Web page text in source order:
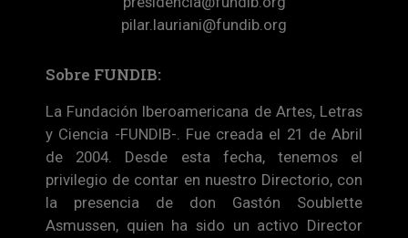
pilar.lauriani@fundib.org
Sobre FUNDIB:
La Fundación Iberoamericana de Artes, Letras
y Ciencia -FUNDIB-. Fue creada el 21 de Abril
de 2004. Desde esta fecha, tenemos el
privilegio de contar en nuestro Directorio, con
la presencia de don Gastón Soublette
Asmussen, quien ha sido un activo Director